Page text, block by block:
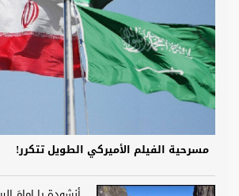
مسرحية الفيلم الأميركي الطويل تتكرر!